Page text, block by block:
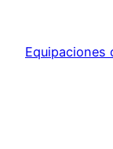
contenido
Equipaciones